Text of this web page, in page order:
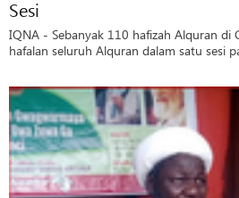
Sesi
IQNA - Sebanyak 110 hafizah Alquran di
hafalan seluruh Alquran dalam satu sesi